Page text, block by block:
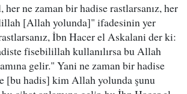
her ne zaman bir hadise rastlarsanız, her
[Allah yolunda]" ifadesinin yer
İbn Hacer el Askalani der ki:
fisebilillah kullanılırsa bu Allah
gelir." Yani ne zaman bir hadise
[bu hadis] kim Allah yolunda şunu